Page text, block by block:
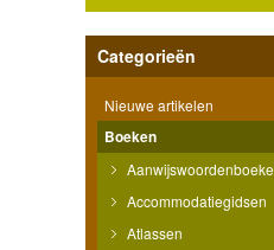
Categorieën
Nieuwe artikelen
Boeken
Accommodatiegidsen
Atlassen